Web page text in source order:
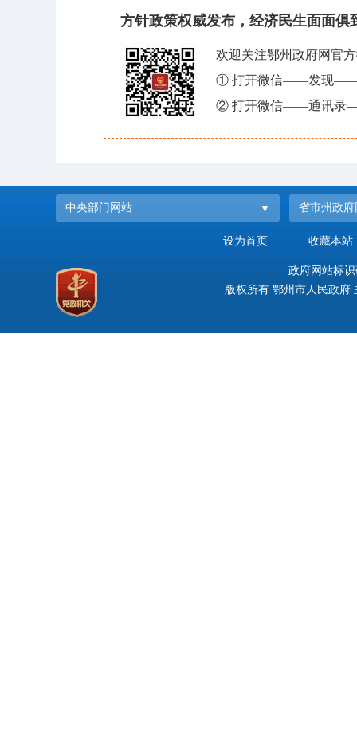
方针政策权威发布，经济民生面面俱
欢迎关注鄂州政府网官
① 打开微信——发现——
② 打开微信——通讯录
中央部门网站 省市州政府
设为首页 收藏本站
政府网站标
版权所有 鄂州市人民政府